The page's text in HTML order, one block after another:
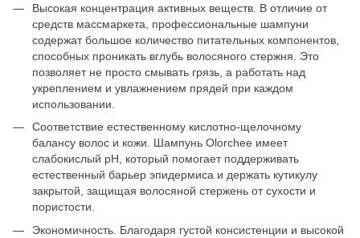
Высокая концентрация активных веществ. В отличие от
средств массмаркета, профессиональные шампуни
содержат большое количество питательных компонентов,
способных проникать вглубь волосяного стержня. Это
позволяет не просто смывать грязь, а работать над
укреплением и увлажнением прядей при каждом
использовании.
Соответствие естественному кислотно-щелочному
балансу волос и кожи. Шампунь Olorchee имеет
слабокислый pH, который помогает поддерживать
естественный барьер эпидермиса и держать кутикулу
закрытой, защищая волосяной стержень от сухости и
пористости.
Экономичность. Благодаря густой консистенции и высокой